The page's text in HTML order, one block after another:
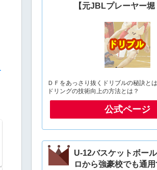
【元JBLプレーヤー
ＤＦをあっさり抜くドリブルの秘訣と
ドリングの技術向上の方法とは？
公式ページ
U-12バスケットボー
ロから強豪校でも通